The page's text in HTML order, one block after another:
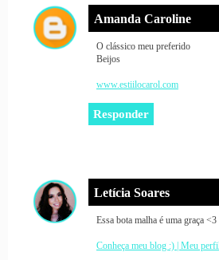
Amanda Caroline
O clássico meu preferido
Beijos
www.estiilocarol.com
Responder
Letícia Soares
Essa bota malha é uma graça
Conheça meu blog :) | Meu